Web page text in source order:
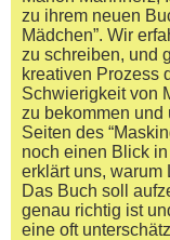
zu ihrem neuen
Mädchen”. Wir
zu schreiben, und
kreativen Prozess
Schwierigkeit von
zu bekommen
Seiten des
noch einen Blick
erklärt uns, warum
Das Buch soll
genau richtig ist
eine oft